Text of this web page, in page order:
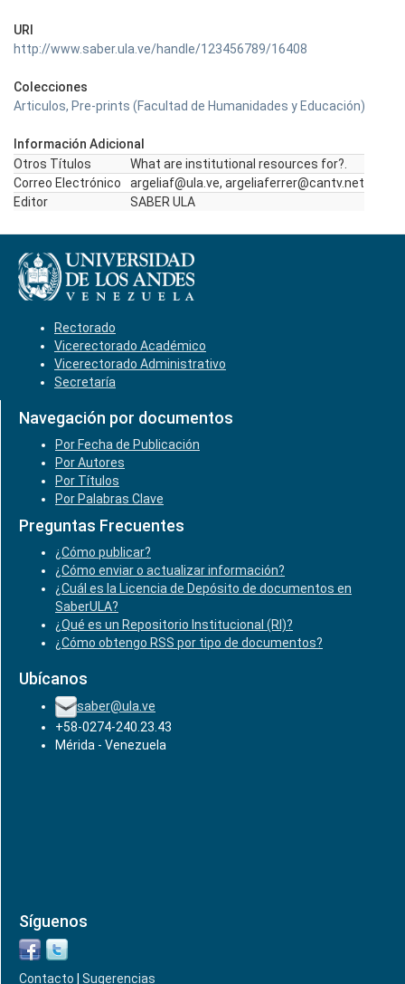
URI
http://www.saber.ula.ve/handle/123456789/16408
Colecciones
Articulos, Pre-prints (Facultad de Humanidades y Educación)
Información Adicional
Otros Títulos
What are institutional resources for?.
Correo Electrónico
argeliaf@ula.ve, argeliaferrer@cantv.net
Editor
SABER ULA
Rectorado
Vicerectorado Académico
Vicerectorado Administrativo
Secretaría
Navegación por documentos
Por Fecha de Publicación
Por Autores
Por Títulos
Por Palabras Clave
Preguntas Frecuentes
¿Cómo publicar?
¿Cómo enviar o actualizar información?
¿Cuál es la Licencia de Depósito de documentos en
SaberULA?
¿Qué es un Repositorio Institucional (RI)?
¿Cómo obtengo RSS por tipo de documentos?
Ubícanos
saber@ula.ve
+58-0274-240.23.43
Mérida - Venezuela
Síguenos
Contacto Sugerencias